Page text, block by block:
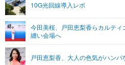
音楽
ペット
その他
リリース一覧
プッシュ通知の停止方法
10G光回線導入レポ
今田美桜、戸田恵梨香らカルテ
纏い会場へ
戸田恵梨香、大人の色気がハン